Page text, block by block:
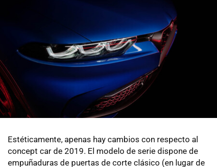
Estéticamente, apenas hay cambios con respecto al
concept car de 2019. El modelo de serie dispone de
empuñaduras de puertas de corte clásico (en lugar de